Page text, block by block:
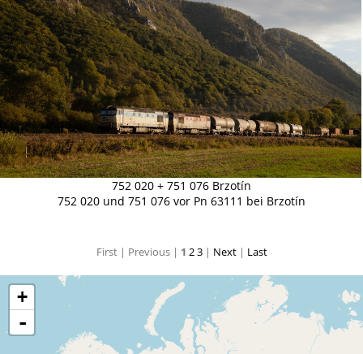
752 020 + 751 076 Brzotín
752 020 und 751 076 vor Pn 63111 bei Brzotín
First | Previous | 1 23 | Next | Last
+
-